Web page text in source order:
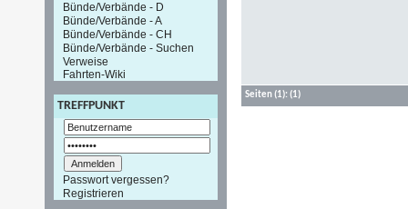
Bünde/Verbände - D
Bünde/Verbände - A
Bünde/Verbände - CH
Bünde/Verbände - Suchen
Verweise
Fahrten-Wiki
TREFFPUNKT
Passwort vergessen?
Registrieren
Seiten(1): (1)